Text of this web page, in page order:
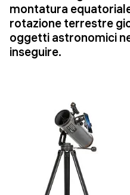
montatura
rotazione terrestre
oggetti astronomici
inseguire.